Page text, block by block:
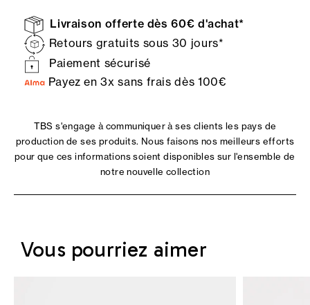
Livraison offerte dès 60€ d'achat*
Retours gratuits sous 30 jours*
Paiement sécurisé
Payez en 3x sans frais dès 100€
TBS s'engage à communiquer à ses clients les pays de
production de ses produits. Nous faisons nos meilleurs efforts
pour que ces informations soient disponibles sur l'ensemble de
notre nouvelle collection
Vous pourriez aimer